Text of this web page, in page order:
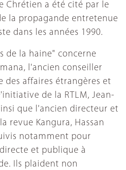
Chrétien a été cité par le
la propagande entretenue
dans les années 1990.
de la haine" concerne
l'ancien conseiller
des affaires étrangères et
de la RTLM, Jean-
que l'ancien directeur et
revue Kangura, Hassan
notamment pour
et publique à
Ils plaident non